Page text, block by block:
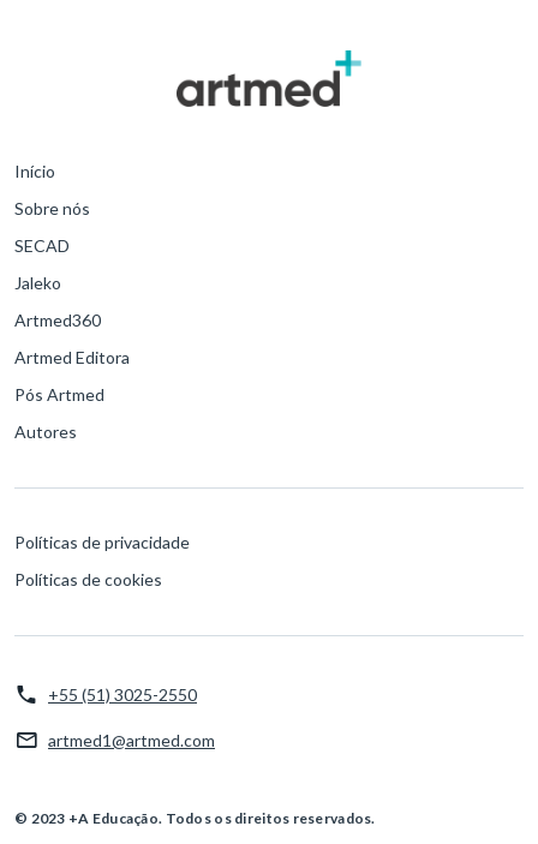
Início
Sobre nós
SECAD
Jaleko
Artmed360
Artmed Editora
Pós Artmed
Autores
Políticas de privacidade
Políticas de cookies
+55 (51) 3025-2550
artmed1@artmed.com
© 2023 +A Educação. Todos os direitos reservados.